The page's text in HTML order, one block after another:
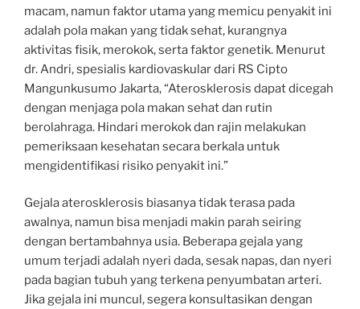
macam, namun faktor utama yang memicu penyakit ini
adalah pola makan yang tidak sehat, kurangnya
aktivitas fisik, merokok, serta faktor genetik. Menurut
dr. Andri, spesialis kardiovaskular dari RS Cipto
Mangunkusumo Jakarta, “Aterosklerosis dapat dicegah
dengan menjaga pola makan sehat dan rutin
berolahraga. Hindari merokok dan rajin melakukan
pemeriksaan kesehatan secara berkala untuk
mengidentifikasi risiko penyakit ini.”
Gejala aterosklerosis biasanya tidak terasa pada
awalnya, namun bisa menjadi makin parah seiring
dengan bertambahnya usia. Beberapa gejala yang
umum terjadi adalah nyeri dada, sesak napas, dan nyeri
pada bagian tubuh yang terkena penyumbatan arteri.
Jika gejala ini muncul, segera konsultasikan dengan